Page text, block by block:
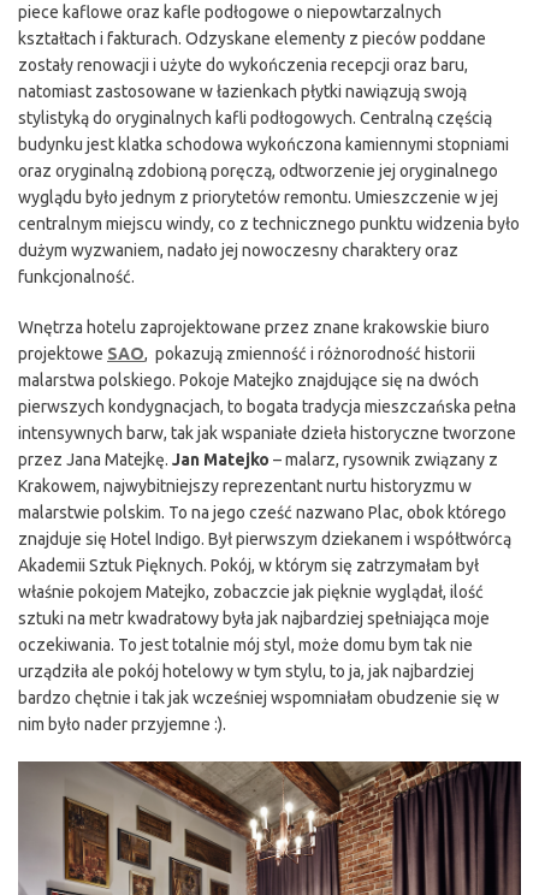
piece kaflowe oraz kafle podłogowe o niepowtarzalnych
kształtach i fakturach. Odzyskane elementy z pieców poddane
zostały renowacji i użyte do wykończenia recepcji oraz baru,
natomiast zastosowane w łazienkach płytki nawiązują swoją
stylistyką do oryginalnych kafli podłogowych. Centralną częścią
budynku jest klatka schodowa wykończona kamiennymi stopniami
oraz oryginalną zdobioną poręczą, odtworzenie jej oryginalnego
wyglądu było jednym z priorytetów remontu. Umieszczenie w jej
centralnym miejscu windy, co z technicznego punktu widzenia było
dużym wyzwaniem, nadało jej nowoczesny charaktery oraz
funkcjonalność.
Wnętrza hotelu zaprojektowane przez znane krakowskie biuro
projektowe SAO, pokazują zmienność i różnorodność historii
malarstwa polskiego. Pokoje Matejko znajdujące się na dwóch
pierwszych kondygnacjach, to bogata tradycja mieszczańska pełna
intensywnych barw, tak jak wspaniałe dzieła historyczne tworzone
przez Jana Matejkę. Jan Matejko – malarz, rysownik związany z
Krakowem, najwybitniejszy reprezentant nurtu historyzmu w
malarstwie polskim. To na jego cześć nazwano Plac, obok którego
znajduje się Hotel Indigo. Był pierwszym dziekanem i współtwórcą
Akademii Sztuk Pięknych. Pokój, w którym się zatrzymałam był
właśnie pokojem Matejko, zobaczcie jak pięknie wyglądał, ilość
sztuki na metr kwadratowy była jak najbardziej spełniająca moje
oczekiwania. To jest totalnie mój styl, może domu bym tak nie
urządziła ale pokój hotelowy w tym stylu, to ja, jak najbardziej
bardzo chętnie i tak jak wcześniej wspomniałam obudzenie się w
nim było nader przyjemne :).